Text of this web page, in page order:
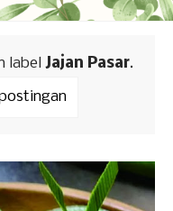
label Jajan Pasar.